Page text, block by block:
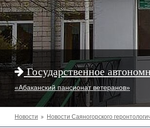
Государственное
«Абаканский пансионат ветеранов»
Новости Новости Саяногорского